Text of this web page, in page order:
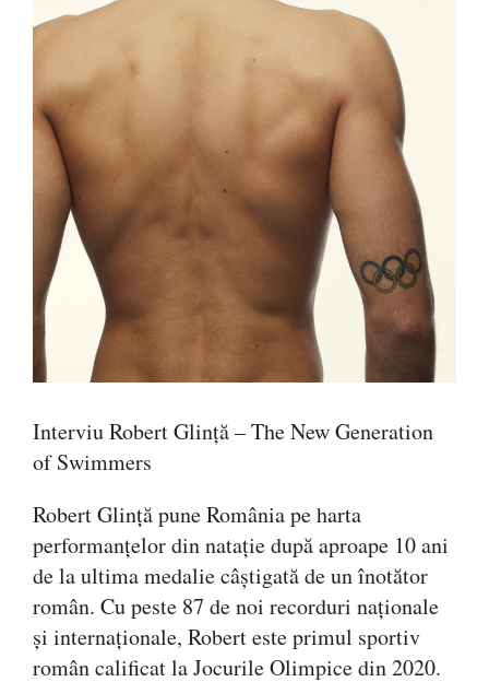
Interviu Robert Glință – The New Generation
of Swimmers
Robert Glință pune România pe harta
performanțelor din natație după aproape 10 ani
de la ultima medalie câștigată de un înotător
român. Cu peste 87 de noi recorduri naționale
și internaționale, Robert este primul sportiv
român calificat la Jocurile Olimpice din 2020.